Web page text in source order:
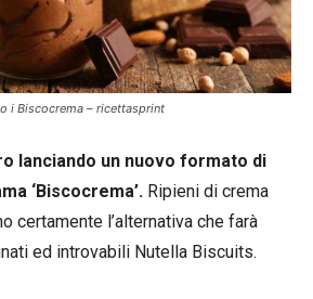
i Biscocrema – ricettasprint
lanciando un nuovo formato di
‘Biscocrema’. Ripieni di crema
certamente l’alternativa che farà
ed introvabili Nutella Biscuits.